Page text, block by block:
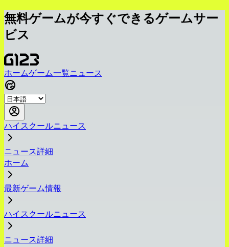
無料ゲームが今すぐできるゲームサー
ビス
ホームゲーム一覧ニュース
ハイスクールニュース
ニュース詳細
ホーム
最新ゲーム情報
ハイスクールニュース
ニュース詳細